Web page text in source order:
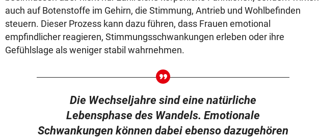
auch auf Botenstoffe im Gehirn, die Stimmung, Antrieb und Wohlbefinden
steuern. Dieser Prozess kann dazu führen, dass Frauen emotional
empfindlicher reagieren, Stimmungsschwankungen erleben oder ihre
Gefühlslage als weniger stabil wahrnehmen.
Die Wechseljahre sind eine natürliche
Lebensphase des Wandels. Emotionale
Schwankungen können dabei ebenso dazugehören